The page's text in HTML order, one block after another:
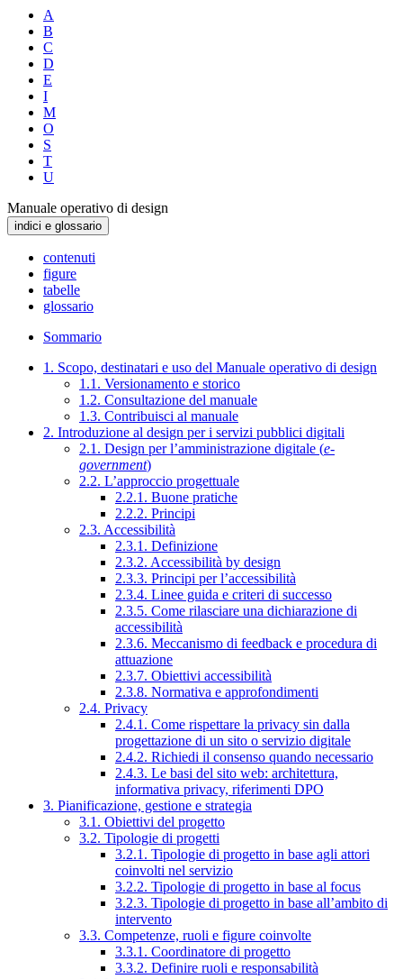
A
B
C
D
E
I
M
O
S
T
U
Manuale operativo di design
indici e glossario
contenuti
figure
tabelle
glossario
Sommario
1. Scopo, destinatari e uso del Manuale operativo di design
1.1. Versionamento e storico
1.2. Consultazione del manuale
1.3. Contribuisci al manuale
2. Introduzione al design per i servizi pubblici digitali
2.1. Design per l’amministrazione digitale (e-
government)
2.2. L’approccio progettuale
2.2.1. Buone pratiche
2.2.2. Principi
2.3. Accessibilità
2.3.1. Definizione
2.3.2. Accessibilità by design
2.3.3. Principi per l’accessibilità
2.3.4. Linee guida e criteri di successo
2.3.5. Come rilasciare una dichiarazione di
accessibilità
2.3.6. Meccanismo di feedback e procedura di
attuazione
2.3.7. Obiettivi accessibilità
2.3.8. Normativa e approfondimenti
2.4. Privacy
2.4.1. Come rispettare la privacy sin dalla
progettazione di un sito o servizio digitale
2.4.2. Richiedi il consenso quando necessario
2.4.3. Le basi del sito web: architettura,
informativa privacy, riferimenti DPO
3. Pianificazione, gestione e strategia
3.1. Obiettivi del progetto
3.2. Tipologie di progetti
3.2.1. Tipologie di progetto in base agli attori
coinvolti nel servizio
3.2.2. Tipologie di progetto in base al focus
3.2.3. Tipologie di progetto in base all’ambito di
intervento
3.3. Competenze, ruoli e figure coinvolte
3.3.1. Coordinatore di progetto
3.3.2. Definire ruoli e responsabilità